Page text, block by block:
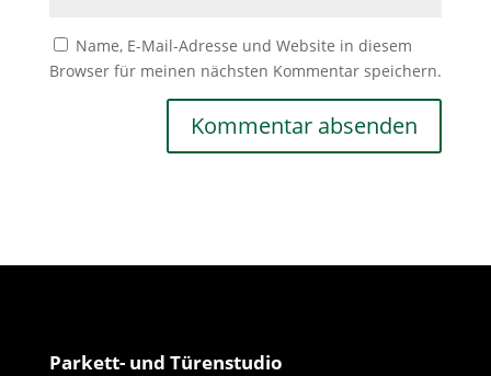
Name, E-Mail-Adresse und Website in diesem
Browser für meinen nächsten Kommentar speichern.
Parkett- und Türenstudio